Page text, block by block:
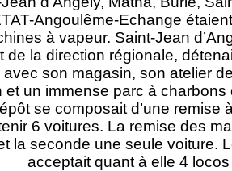
Angoulême-Echange
à vapeur. Saint-Jean
de la direction régionale,
son magasin, son atelier
et un immense parc à
se composait d’une remise
6 voitures. La remise des
la seconde une seule voiture.
acceptait quant à elle 4